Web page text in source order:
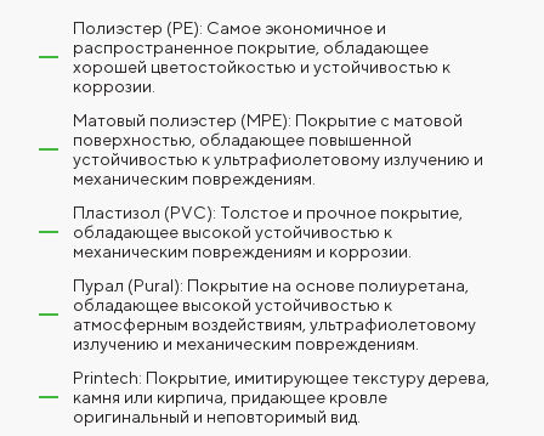
Полиэстер (PE): Самое экономичное и
распространенное покрытие, обладающее
хорошей цветостойкостью и устойчивостью к
коррозии.
Матовый полиэстер (MPE): Покрытие с матовой
поверхностью, обладающее повышенной
устойчивостью к ультрафиолетовому излучению и
механическим повреждениям.
Пластизол (PVC): Толстое и прочное покрытие,
обладающее высокой устойчивостью к
механическим повреждениям и коррозии.
Пурал (Pural): Покрытие на основе полиуретана,
обладающее высокой устойчивостью к
атмосферным воздействиям, ультрафиолетовому
излучению и механическим повреждениям.
Printech: Покрытие, имитирующее текстуру дерева,
камня или кирпича, придающее кровле
оригинальный и неповторимый вид.